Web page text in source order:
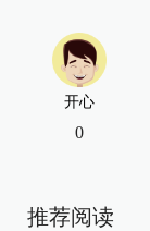
开心
0
推荐阅读